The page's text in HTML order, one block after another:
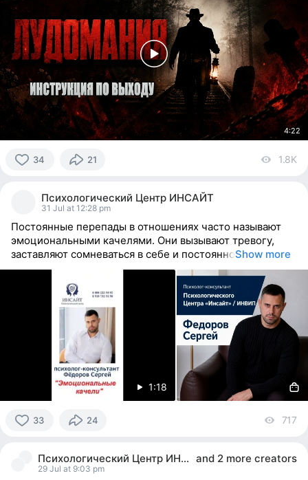
4:22
34 21 1.8K
Психологический Центр ИНСАЙТ
31 Jul at 12:28 pm
Постоянные перепады в отношениях часто называют
эмоциональными качелями. Они вызывают тревогу,
заставляют сомневаться в себе и постоянноShow more
1:18
33
reacted
24 717
Психологический Центр ИНСАЙТ and 2 more creators
29 Jul at 9:03 pm